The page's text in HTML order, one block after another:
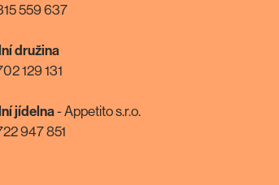
559 637
družina
129 131
jídelna- Appetito s.r.o.
947 851